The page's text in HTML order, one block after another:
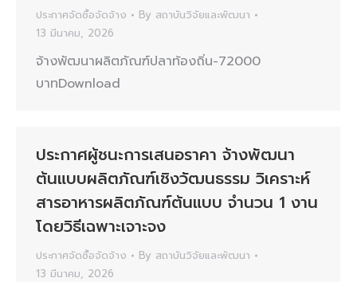
ประกาศจัดซื้อจัดจ้าง By สถาบันวิจัยและพัฒนา
13 มีนาคม, 2026
จ้างพัฒนาผลิตภัณฑ์ปลาท้องถิ่น-72000
บาทDownload
ประกาศผู้ชนะการเสนอราคา จ้างพัฒนา
ต้นแบบผลิตภัณฑ์เชิงวัฒนธรรม วิเคราะห์
สารอาหารผลิตภัณฑ์ต้นแบบ จำนวน 1 งาน
โดยวิธีเฉพาะเจาะจง
ประกาศจัดซื้อจัดจ้าง By สถาบันวิจัยและพัฒนา
13 มีนาคม, 2026